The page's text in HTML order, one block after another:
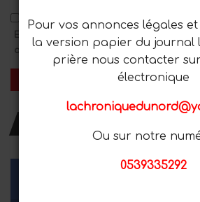
Enregistrez mon nom, mon adresse e-
dans ce navigateur pour le prochain
Pour vos annonces légales
la version papier du journal
prière nous contacter sur
électronique
Ou sur notre
0539335292